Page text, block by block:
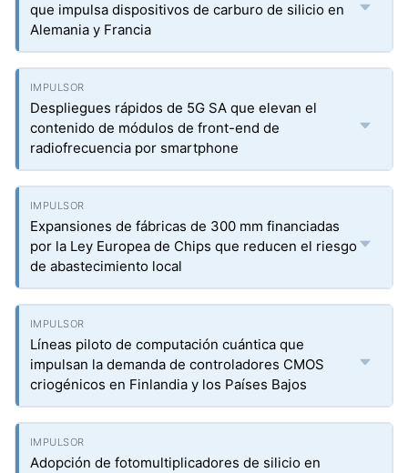
que impulsa dispositivos de carburo de silicio en
Alemania y Francia
Despliegues rápidos de 5G SA que elevan el
contenido de módulos de front-end de
radiofrecuencia por smartphone
Expansiones de fábricas de 300 mm financiadas
por la Ley Europea de Chips que reducen el riesgo
de abastecimiento local
Líneas piloto de computación cuántica que
impulsan la demanda de controladores CMOS
criogénicos en Finlandia y los Países Bajos
Adopción de fotomultiplicadores de silicio en